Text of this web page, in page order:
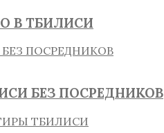
В ТБИЛИСИ
БЕЗ ПОСРЕДНИКОВ